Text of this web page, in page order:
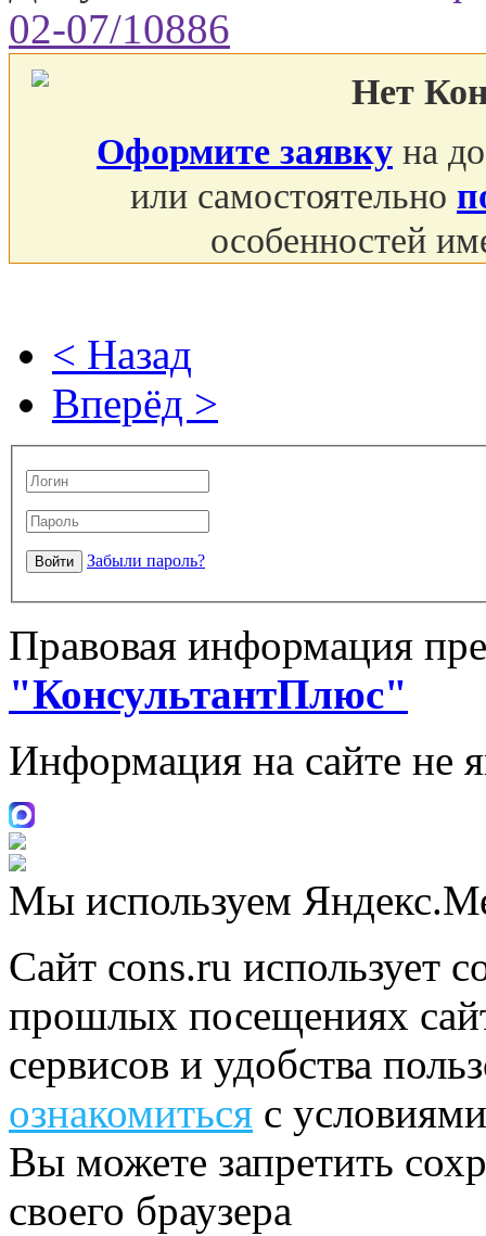
02-07/10886
Нет
Оформите заявку на
или самостоятельно
особенностей
< Назад
Вперёд >
Забыли пароль?
Правовая информация
"КонсультантПлюс"
Информация на сайте не
Мы используем
Сайт cons.ru использует
прошлых посещениях
сервисов и удобства
ознакомиться с
Вы можете запретить
своего браузера